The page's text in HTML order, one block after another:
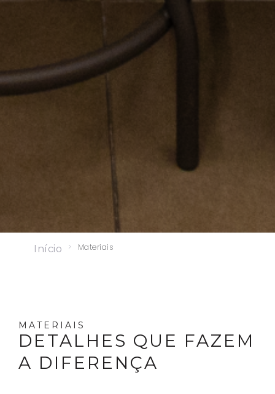
Início > Materiais
MATERIAIS
DETALHES QUE FAZEM
A DIFERENÇA